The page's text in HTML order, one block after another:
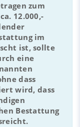
zum
12.000,-
im
ist, sollte
eine
dass
wird, dass
Bestattung